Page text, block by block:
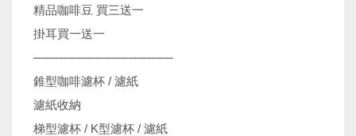
精品咖啡豆 買三送一
掛耳買一送一
────────────────
錐型咖啡濾杯 / 濾紙
濾紙收納
梯型濾杯 / K型濾杯 / 濾紙